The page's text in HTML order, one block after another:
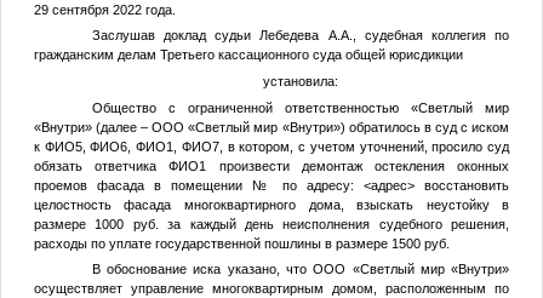
29 сентября 2022 года.
Заслушав доклад судьи Лебедева А.А., судебная коллегия по
гражданским делам Третьего кассационного суда общей юрисдикции
установила:
Общество с ограниченной ответственностью «Светлый мир
«Внутри» (далее – ООО «Светлый мир «Внутри») обратилось в суд с иском
к ФИО5,ФИО6 ,ФИО1 ФИО7, в котором, с учетом уточнений, просило суд
обязать ответчикаФИО1
произвести демонтаж остекления оконных
проемов фасада в помещении № по адресу:<адрес> восстановить
целостность фасада многоквартирного дома, взыскать неустойку в
размере 1000 руб. за каждый день неисполнения судебного решения,
расходы по уплате государственной пошлины в размере 1500 руб.
В обоснование иска указано, что ООО «Светлый мир «Внутри»
осуществляет управление многоквартирным домом, расположенным по